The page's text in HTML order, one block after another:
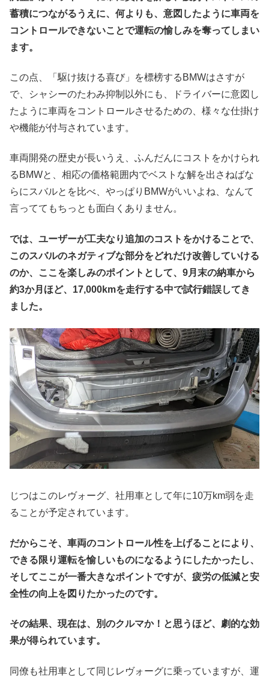
蓄積につながるうえに、何よりも、意図したように車両を
コントロールできないことで運転の愉しみを奪ってしまい
ます。
この点、「駆け抜ける喜び」を標榜するBMWはさすが
で、シャシーのたわみ抑制以外にも、ドライバーに意図し
たように車両をコントロールさせるための、様々な仕掛け
や機能が付与されています。
車両開発の歴史が長いうえ、ふんだんにコストをかけられ
るBMWと、相応の価格範囲内でベストな解を出さねばな
らにスバルとを比べ、やっぱりBMWがいいよね、なんて
言っててもちっとも面白くありません。
では、ユーザーが工夫なり追加のコストをかけることで、
このスバルのネガティブな部分をどれだけ改善していける
のか、ここを楽しみのポイントとして、9月末の納車から
約3か月ほど、17,000kmを走行する中で試行錯誤してき
ました。
じつはこのレヴォーグ、社用車として年に10万km弱を走
ることが予定されています。
だからこそ、車両のコントロール性を上げることにより、
できる限り運転を愉しいものになるようにしたかったし、
そしてここが一番大きなポイントですが、疲労の低減と安
全性の向上を図りたかったのです。
その結果、現在は、別のクルマか！と思うほど、劇的な効
果が得られています。
同僚も社用車として同じレヴォーグに乗っていますが、運